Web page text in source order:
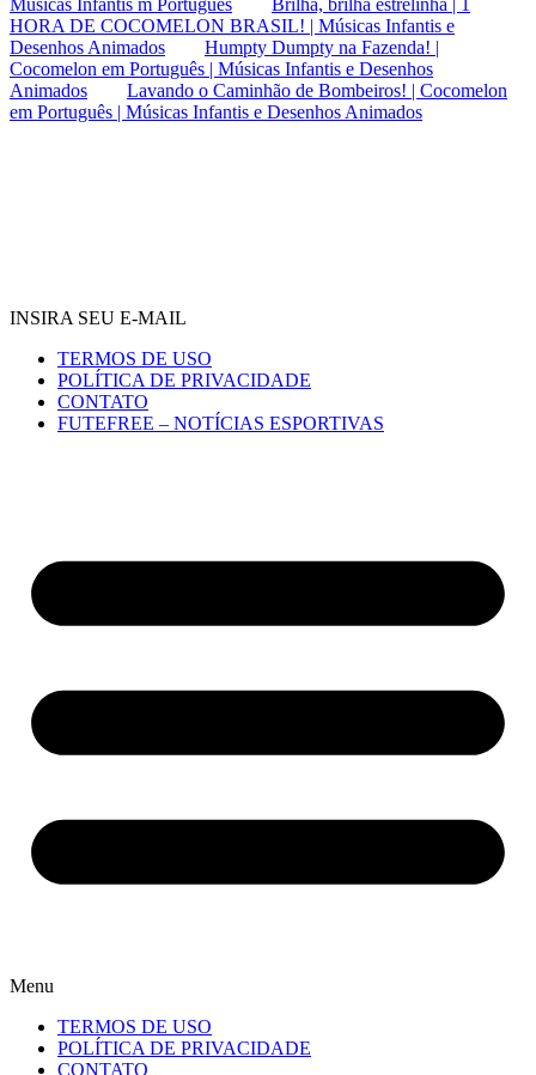
Músicas Infantis m Português
Brilha, brilha estrelinha | 1
HORA DE COCOMELON BRASIL! | Músicas Infantis e
Desenhos Animados
Humpty Dumpty na Fazenda! |
Cocomelon em Português | Músicas Infantis e Desenhos
Animados
Lavando o Caminhão de Bombeiros! | Cocomelon
em Português | Músicas Infantis e Desenhos Animados
INSIRA SEU E-MAIL
TERMOS DE USO
POLÍTICA DE PRIVACIDADE
CONTATO
FUTEFREE – NOTÍCIAS ESPORTIVAS
Menu
TERMOS DE USO
POLÍTICA DE PRIVACIDADE
CONTATO